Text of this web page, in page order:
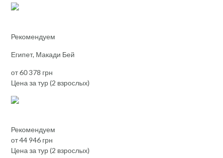
Рекомендуем
Египет, Макади Бей
от 60 378 грн
Цена за тур (2 взрослых)
Рекомендуем
от 44 946 грн
Цена за тур (2 взрослых)